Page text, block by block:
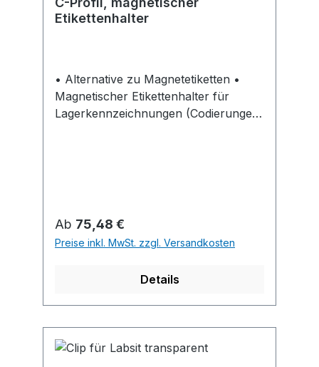
Etikettenhalter
• Alternative zu Magnetetiketten •
Magnetischer Etikettenhalter für
Lagerkennzeichnungen (Codierungen)
Regulärer Preis:
Ab 75,48 €
Preise inkl. MwSt. zzgl. Versandkosten
Details